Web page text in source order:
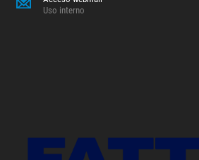
Uso interno